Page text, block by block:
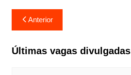
Navegação
de
Post
Anterior
Últimas vagas divulgadas